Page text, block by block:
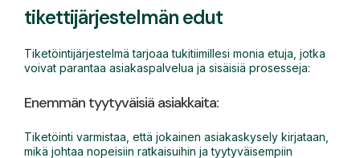
tikettijärjestelmän edut
Tiketöintijärjestelmä tarjoaa tukitiimillesi monia etuja, jotka
voivat parantaa asiakaspalvelua ja sisäisiä prosesseja:
Enemmän tyytyväisiä asiakkaita:
Tiketöinti varmistaa, että jokainen asiakaskysely kirjataan,
mikä johtaa nopeisiin ratkaisuihin ja tyytyväisempiin